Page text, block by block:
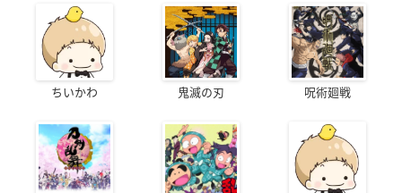
ちいかわ 鬼滅の刃 呪術廻戦